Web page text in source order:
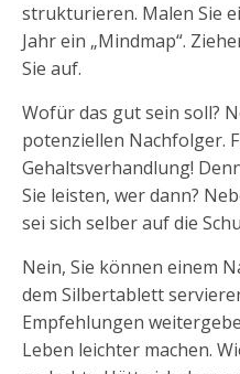
strukturieren. Malen Sie
Jahr ein „Mindmap“.
Sie auf.
Wofür das gut sein soll?
potenziellen Nachfolger.
Gehaltsverhandlung!
Sie leisten, wer dann?
sei sich selber auf die
Nein, Sie können einem
dem Silbertablett
Empfehlungen
Leben leichter machen.